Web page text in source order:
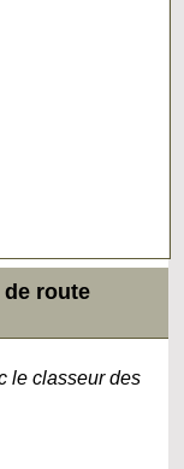
route
le classeur des